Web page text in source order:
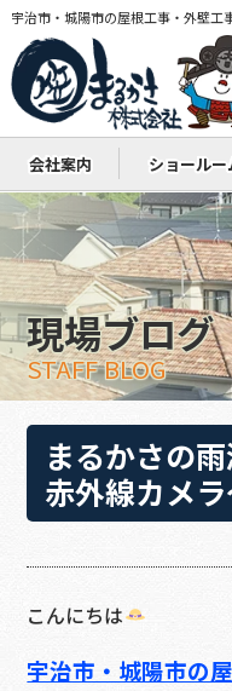
宇治市・城陽市の屋根工事・外壁工
会社案内 ショールー
現場ブログ
STAFF BLOG
まるかさの
赤外線カメ
こんにちは
宇治市・城陽市の